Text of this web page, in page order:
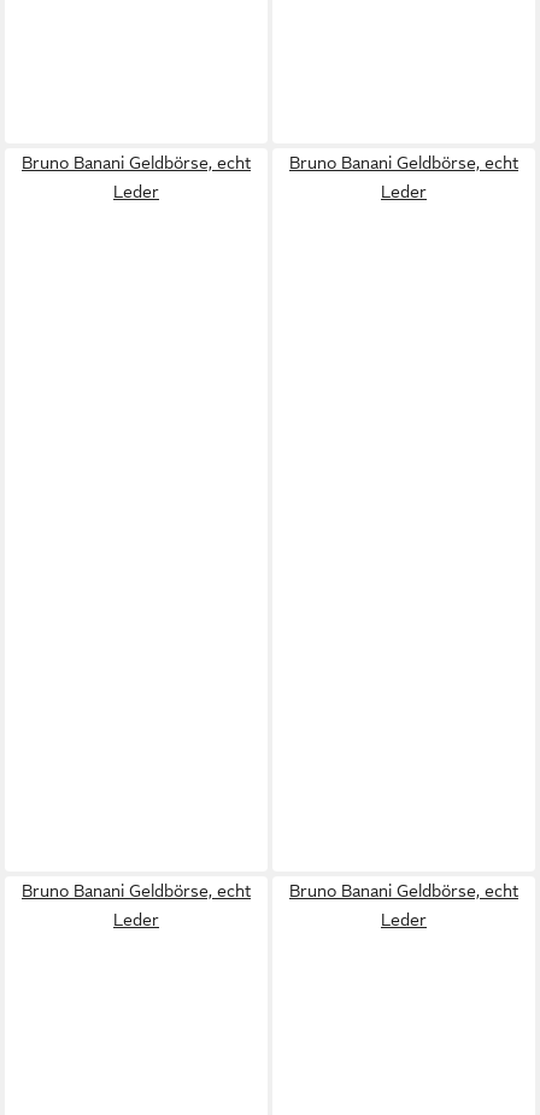
Bruno Banani Geldbörse, echt
Leder
Bruno Banani Geldbörse, echt
Leder
Bruno Banani Geldbörse, echt
Leder
Bruno Banani Geldbörse, echt
Leder